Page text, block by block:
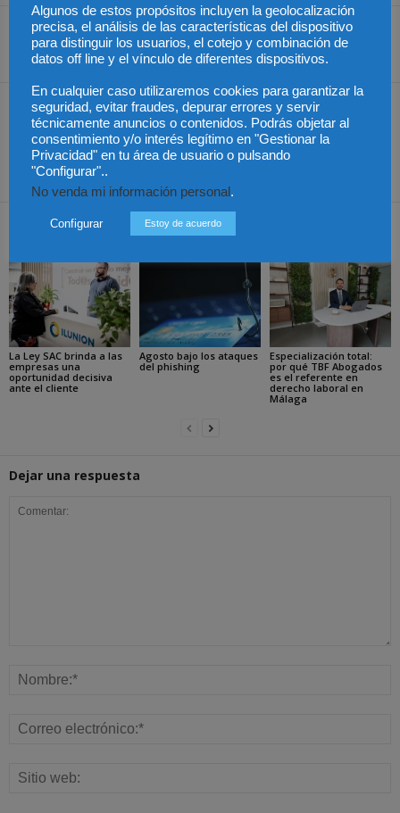
Share
Artículo anterior
Como ha afectado el RGPD
a las comunidades de
vecinos
Artículo siguiente
Colombia – Conferencia
de las Partes del Convenio
Artículos relacionados
La Ley SAC brinda a las
empresas una
oportunidad decisiva
ante el cliente
Agosto bajo los ataques
del phishing
Especialización total:
por qué TBF Abogados
es el referente en
derecho laboral en
Málaga
Dejar una respuesta
Algunos de estos propósitos incluyen la geolocalización
precisa, el análisis de las características del dispositivo
para distinguir los usuarios, el cotejo y combinación de
datos off line y el vínculo de diferentes dispositivos.
En cualquier caso utilizaremos cookies para garantizar la
seguridad, evitar fraudes, depurar errores y servir
técnicamente anuncios o contenidos. Podrás objetar al
consentimiento y/o interés legítimo en "Gestionar la
Privacidad" en tu área de usuario o pulsando
"Configurar"..
No venda mi información personal .
Configurar Estoy de acuerdo